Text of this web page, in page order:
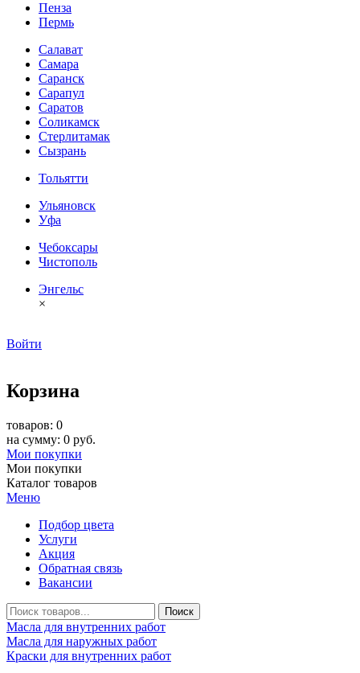
Пенза
Пермь
Салават
Самара
Саранск
Сарапул
Саратов
Соликамск
Стерлитамак
Сызрань
Тольятти
Ульяновск
Уфа
Чебоксары
Чистополь
Энгельс
×
Войти
Корзина
товаров: 0
на сумму: 0 руб.
Мои покупки
Мои покупки
Каталог товаров
Меню
Подбор цвета
Услуги
Акция
Обратная связь
Вакансии
Масла для внутренних работ
Масла для наружных работ
Краски для внутренних работ